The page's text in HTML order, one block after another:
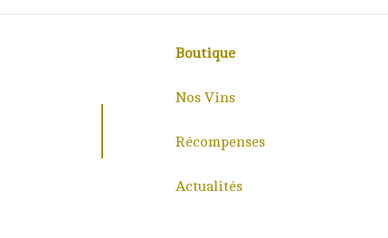
Boutique
Nos Vins
Récompenses
Actualités